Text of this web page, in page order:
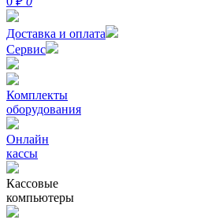
Доставка и оплата
Сервис
Комплекты
оборудования
Онлайн
кассы
Кассовые
компьютеры